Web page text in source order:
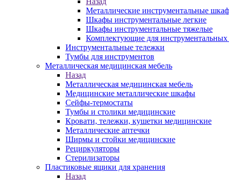
Металлические инструментальные
Шкафы инструментальные легкие
Шкафы инструментальные тяжелые
Комплектующие для
Инструментальные тележки
Тумбы для инструментов
Металлическая медицинская мебель
Назад
Металлическая медицинская мебель
Медицинские металлические шкафы
Сейфы-термостаты
Тумбы и столики медицинские
Кровати, тележки, кушетки медицинские
Металлические аптечки
Ширмы и стойки медицинские
Рециркуляторы
Стерилизаторы
Пластиковые ящики для хранения
Назад